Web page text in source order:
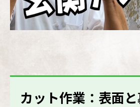
カット作業：表面